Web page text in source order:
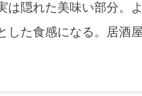
は隠れた美味い部分。
した食感になる。居酒